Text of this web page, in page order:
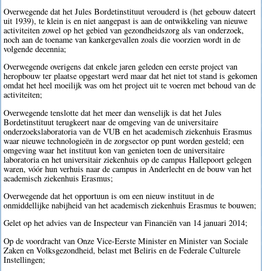
Overwegende dat het Jules Bordetinstituut verouderd is (het gebouw dateert
uit 1939), te klein is en niet aangepast is aan de ontwikkeling van nieuwe
activiteiten zowel op het gebied van gezondheidszorg als van onderzoek,
noch aan de toename van kankergevallen zoals die voorzien wordt in de
volgende decennia;
Overwegende overigens dat enkele jaren geleden een eerste project van
heropbouw ter plaatse opgestart werd maar dat het niet tot stand is gekomen
omdat het heel moeilijk was om het project uit te voeren met behoud van de
activiteiten;
Overwegende tenslotte dat het meer dan wenselijk is dat het Jules
Bordetinstituut terugkeert naar de omgeving van de universitaire
onderzoekslaboratoria van de VUB en het academisch ziekenhuis Erasmus
waar nieuwe technologieën in de zorgsector op punt worden gesteld; een
omgeving waar het instituut kon van genieten toen de universitaire
laboratoria en het universitair ziekenhuis op de campus Hallepoort gelegen
waren, vóór hun verhuis naar de campus in Anderlecht en de bouw van het
academisch ziekenhuis Erasmus;
Overwegende dat het opportuun is om een nieuw instituut in de
onmiddellijke nabijheid van het academisch ziekenhuis Erasmus te bouwen;
Gelet op het advies van de Inspecteur van Financiën van 14 januari 2014;
Op de voordracht van Onze Vice-Eerste Minister en Minister van Sociale
Zaken en Volksgezondheid, belast met Beliris en de Federale Culturele
Instellingen;